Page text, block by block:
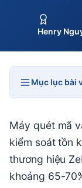
Henry
Mục lục bài
Máy quét mã
kiểm soát tồn
thương hiệu
khoảng 65-